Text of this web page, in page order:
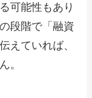
可能性もあり
段階で「融資
えていれば、
。